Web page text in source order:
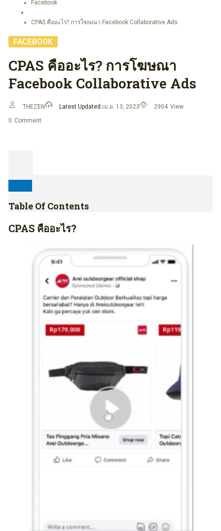
Facebook
CPAS คืออะไร? การโฆษณา Facebook Collaborative Ads
FACEBOOK
CPAS คืออะไร? การโฆษณา
Facebook Collaborative Ads
THEZEN Latest Updated:เม.ย. 13, 2023 2904 View
0 Comment
Table Of Contents
CPAS คืออะไร?